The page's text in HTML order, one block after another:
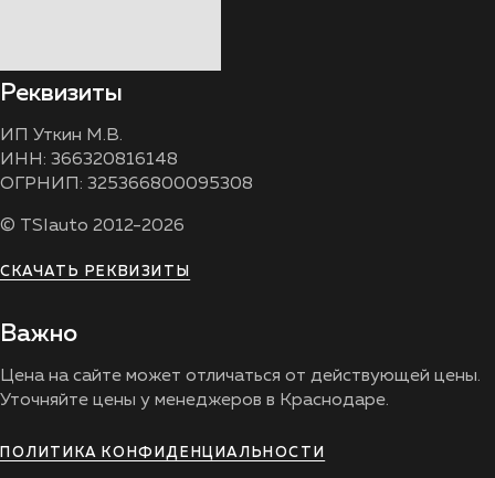
Реквизиты
ИП Уткин М.В.
ИНН: 366320816148
ОГРНИП: 325366800095308
© TSIauto 2012-2026
СКАЧАТЬ РЕКВИЗИТЫ
Важно
Цена на сайте может отличаться от действующей цены.
Уточняйте цены у менеджеров в Краснодаре.
ПОЛИТИКА КОНФИДЕНЦИАЛЬНОСТИ